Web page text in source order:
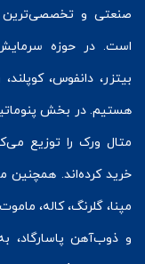
صنعتی و تخصصی‌ترین
است. در حوزه
بیتزر، دانفوس،کوپلند،
هستیم. در بخش
متال ورک
خرید کرده‌اند. همچنین
مپنا، گلرنگ، کاله،
و ذوب‌آهن پاسارگاد،